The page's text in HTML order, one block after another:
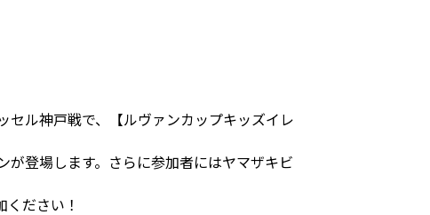
ル神戸戦で、【ルヴァンカップキッズイレ
登場します。さらに参加者にはヤマザキビ
ださい！